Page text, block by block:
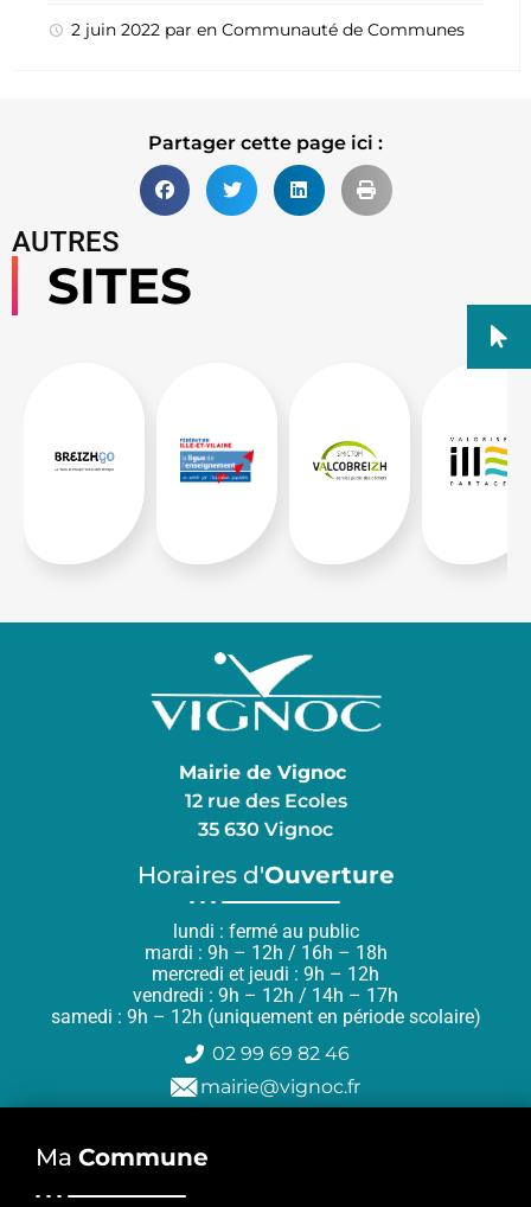
2 juin 2022 par en Communauté de Communes
Partager cette page ici :
AUTRES
SITES
Mairie de Vignoc
12 rue des Ecoles
35 630 Vignoc
Horaires d'Ouverture
lundi : fermé au public
mardi : 9h – 12h / 16h – 18h
mercredi et jeudi : 9h – 12h
vendredi : 9h – 12h / 14h – 17h
samedi : 9h – 12h (uniquement en période scolaire)
02 99 69 82 46
mairie@vignoc.fr
Ma Commune